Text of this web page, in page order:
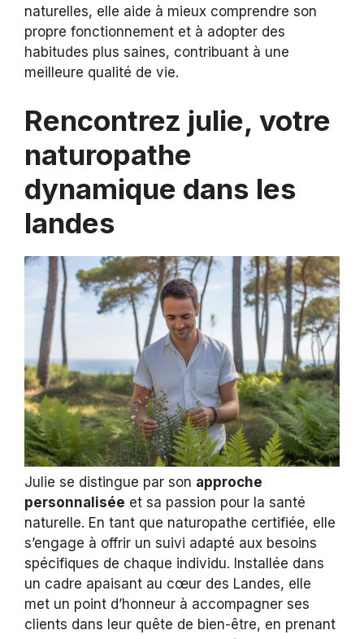
naturelles, elle aide à mieux comprendre son
propre fonctionnement et à adopter des
habitudes plus saines, contribuant à une
meilleure qualité de vie.
Rencontrez julie, votre
naturopathe
dynamique dans les
landes
Julie se distingue par son approche
personnalisée et sa passion pour la santé
naturelle. En tant que naturopathe certifiée, elle
s’engage à offrir un suivi adapté aux besoins
spécifiques de chaque individu. Installée dans
un cadre apaisant au cœur des Landes, elle
met un point d’honneur à accompagner ses
clients dans leur quête de bien-être, en prenant